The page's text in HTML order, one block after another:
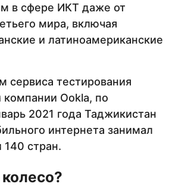
в сфере ИКТ даже от
мира, включая
и латиноамериканские
сервиса тестирования
компании Ookla, по
2021 года Таджикистан
интернета занимал
140 стран.